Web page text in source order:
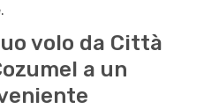
volo da Città
a un